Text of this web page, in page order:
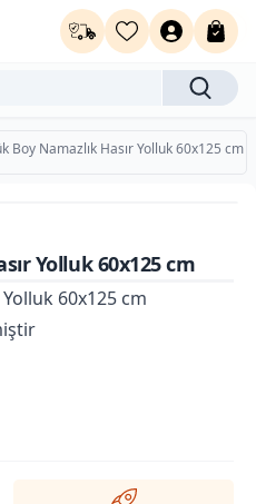
Boy Namazlık Hasır Yolluk 60x125 cm
Yolluk 60x125 cm
60x125 cm
kullanım sunar